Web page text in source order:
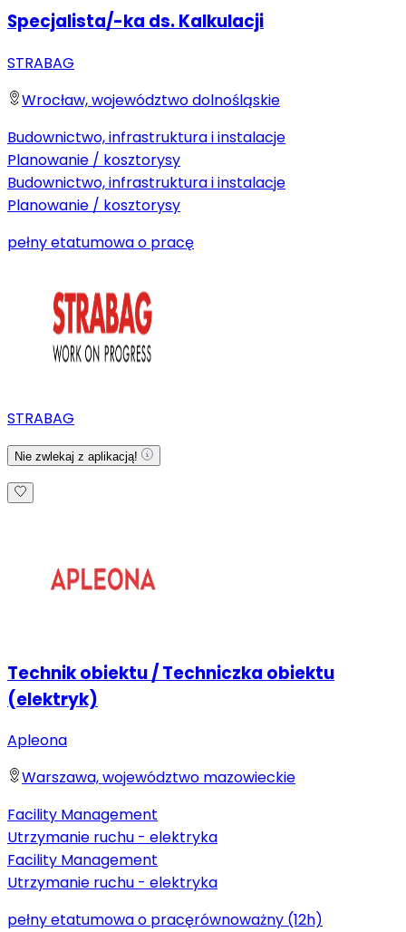
Specjalista/-ka ds. Kalkulacji
STRABAG
Wrocław, województwo dolnośląskie
Budownictwo, infrastruktura i instalacje
Planowanie / kosztorysy
Budownictwo, infrastruktura i instalacje
Planowanie / kosztorysy
pełny etatumowa o pracę
STRABAG
Nie zwlekaj z aplikacją!
Technik obiektu / Techniczka obiektu
(elektryk)
Apleona
Warszawa, województwo mazowieckie
Facility Management
Utrzymanie ruchu - elektryka
Facility Management
Utrzymanie ruchu - elektryka
pełny etatumowa o pracęrównoważny (12h)